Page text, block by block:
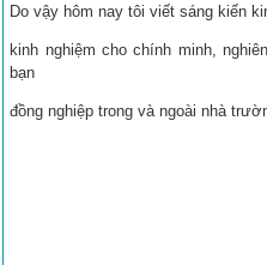
Do vậy hôm nay tôi viết sáng kiến
kinh nghiệm cho chính minh,
bạn
đồng nghiệp trong và ngoài nhà